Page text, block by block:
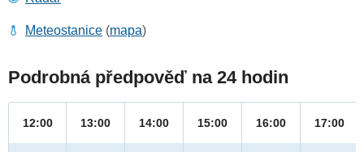
Meteostanice (mapa)
Podrobná předpověď na 24 hodin
12:00 13:00 14:00 15:00 16:00 17:00